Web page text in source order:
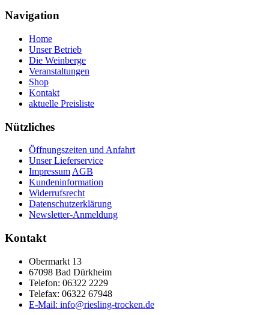
Navigation
Home
Unser Betrieb
Die Weinberge
Veranstaltungen
Shop
Kontakt
aktuelle Preisliste
Nützliches
Öffnungszeiten und Anfahrt
Unser Lieferservice
Impressum AGB
Kundeninformation
Widerrufsrecht
Datenschutzerklärung
Newsletter-Anmeldung
Kontakt
Obermarkt 13
67098 Bad Dürkheim
Telefon: 06322 2229
Telefax: 06322 67948
E-Mail: info@riesling-trocken.de